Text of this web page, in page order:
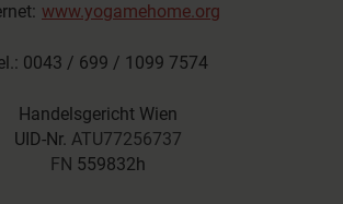
www.yogamehome.org
0043 / 699 / 1099 7574
Handelsgericht Wien
UID-Nr. ATU77256737
FN 559832h